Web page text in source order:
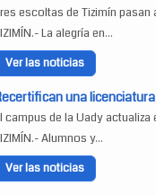
escoltas de Tizimín pasan
La alegría en...
Ver las noticias
una
campus de la Uady actualiza
Alumnos y...
Ver las noticias